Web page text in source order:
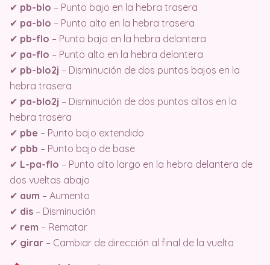
✔ pb-blo – Punto bajo en la hebra trasera
✔ pa-blo – Punto alto en la hebra trasera
✔ pb-flo – Punto bajo en la hebra delantera
✔ pa-flo – Punto alto en la hebra delantera
✔ pb-blo2j – Disminución de dos puntos bajos en la
hebra trasera
✔ pa-blo2j – Disminución de dos puntos altos en la
hebra trasera
✔ pbe – Punto bajo extendido
✔ pbb – Punto bajo de base
✔ L-pa-flo – Punto alto largo en la hebra delantera de
dos vueltas abajo
✔ aum – Aumento
✔ dis – Disminución
✔ rem – Rematar
✔ girar – Cambiar de dirección al final de la vuelta